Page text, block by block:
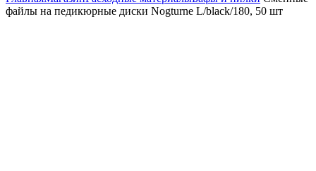
файлы на педикюрные диски Nogturne L/black/180, 50 шт